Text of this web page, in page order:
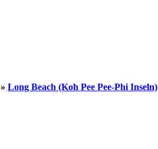
» Long Beach (Koh Pee Pee-Phi Inseln)